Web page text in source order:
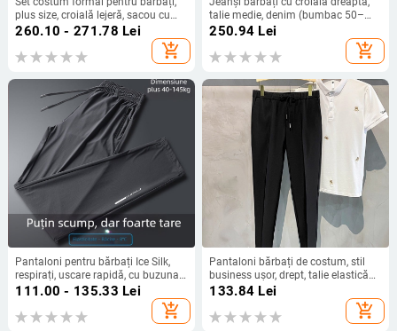
plus size, croială lejeră, sacou cu
două nasturi, material poliester, fără
260.10 - 271.78 Lei
add_shopping_cart
talie medie, denim (bumbac 50–
70%), aplicații
250.94 Lei
add_shopping_cart
Pantaloni pentru bărbați Ice Silk,
respirați, uscare rapidă, cu buzunar
pe fermoar, talie medie, croială
111.00 - 135.33 Lei
add_shopping_cart
Pantaloni bărbați de costum, stil
business ușor, drept, talie elastică
cu șnur, 95% poliester
133.84 Lei
add_shopping_cart